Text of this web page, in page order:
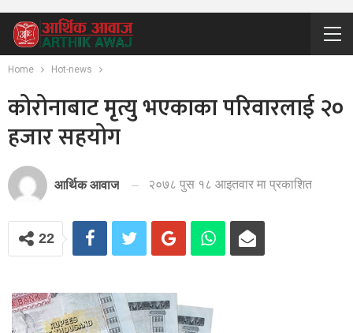
Home Hot-news
कोरोनाबाट मृत्यु भएकाका परिवारलाई २०
हजार सहयोग
आर्थिक आवाज २०७८ पुस १८ आइतवार मा प्रकाशित
22